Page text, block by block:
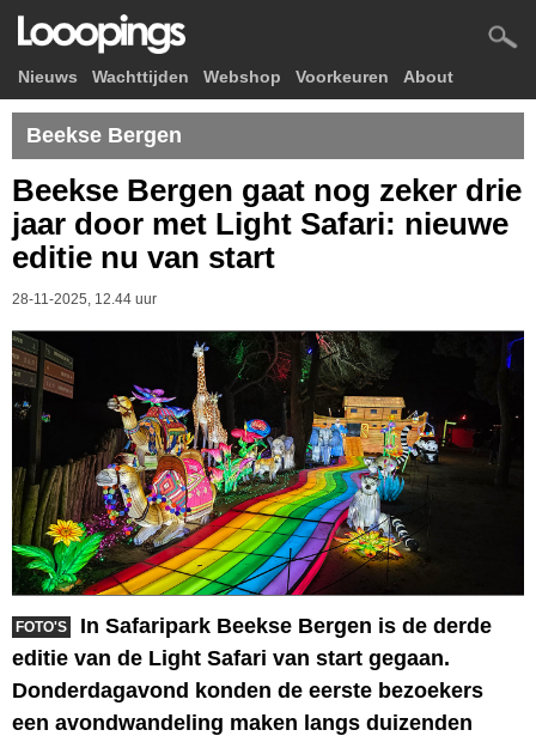
Nieuws Wachttijden Webshop Voorkeuren About
Beekse Bergen
Beekse Bergen gaat nog zeker drie
jaar door met Light Safari: nieuwe
editie nu van start
28-11-2025, 12.44 uur
FOTO'S
In Safaripark Beekse Bergen is de derde
editie van de Light Safari van start gegaan.
Donderdagavond konden de eerste bezoekers
een avondwandeling maken langs duizenden